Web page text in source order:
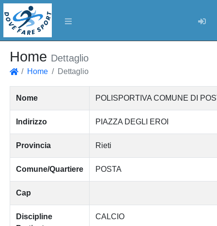
Home Dettaglio
Home Dettaglio
Nome POLISPORTIVA COMUNE DI
Indirizzo PIAZZA DEGLI EROI
Provincia Rieti
Comune/Quartiere POSTA
Cap
Discipline
CALCIO